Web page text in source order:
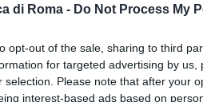
di Roma - Do Not Process My
opt-out of the sale, sharing to third
for targeted advertising by
selection. Please note that after your
interest-based ads based on